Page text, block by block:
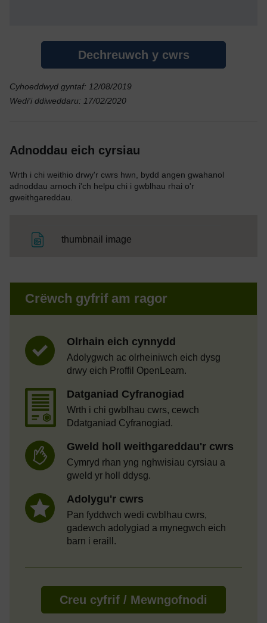
Dechreuwch y cwrs
Cyhoeddwyd gyntaf: 12/08/2019
Wedi'i ddiweddaru: 17/02/2020
Adnoddau eich cyrsiau
Wrth i chi weithio drwy'r cwrs hwn, bydd angen gwahanol
adnoddau arnoch i'ch helpu chi i gwblhau rhai o'r
gweithgareddau.
thumbnail image
Crëwch gyfrif am ragor
Olrhain eich cynnydd
Adolygwch ac olrheiniwch eich dysg
drwy eich Proffil OpenLearn.
Datganiad Cyfranogiad
Wrth i chi gwblhau cwrs, cewch
Ddatganiad Cyfranogiad.
Gweld holl weithgareddau'r cwrs
Cymryd rhan yng nghwisiau cyrsiau a
gweld yr holl ddysg.
Adolygu'r cwrs
Pan fyddwch wedi cwblhau cwrs,
gadewch adolygiad a mynegwch eich
barn i eraill.
Creu cyfrif / Mewngofnodi